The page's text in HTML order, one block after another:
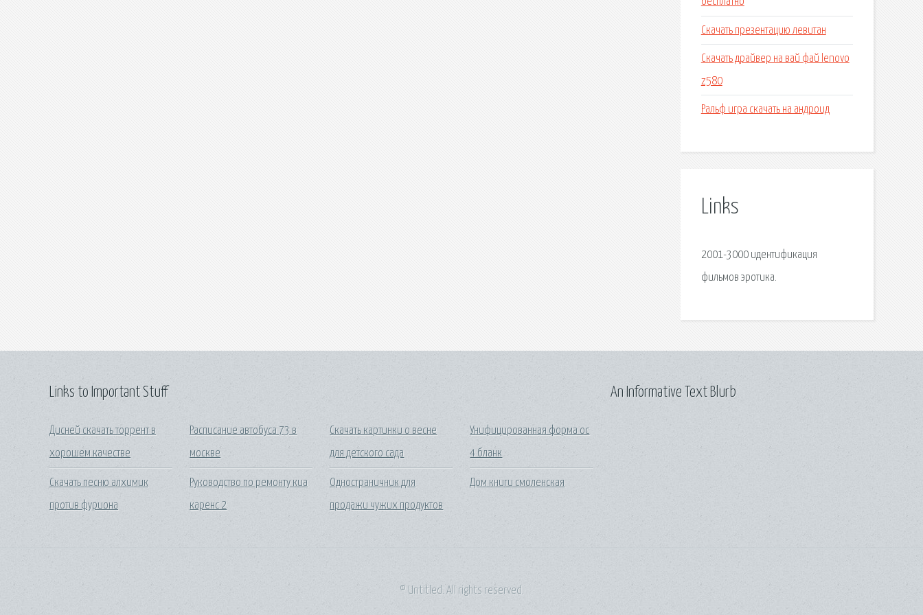
Скачать презентацию левитан
Скачать драйвер на вай фай lenovo
z580
Ральф игра скачать на андроид
Links
2001-3000 идентификация
фильмов эротика.
Links to Important Stuff
Дисней скачать торрент в
хорошем качестве
Скачать песню алхимик
против фуриона
Расписание автобуса 73 в
москве
Руководство по ремонту киа
каренс 2
Скачать картинки о весне
для детского сада
Одностраничник для
продажи чужих продуктов
Унифицированная форма ос
4 бланк
Дом книги смоленская
An Informative Text Blurb
© Untitled. All rights reserved.